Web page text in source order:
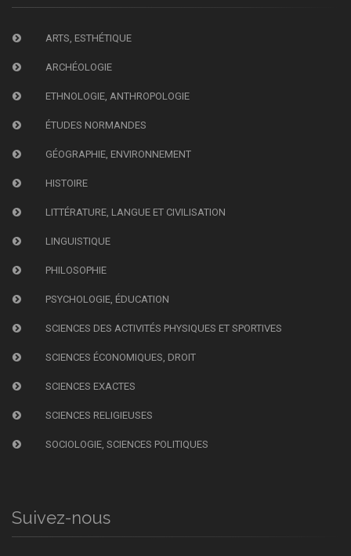
ARTS, ESTHÉTIQUE
ARCHÉOLOGIE
ETHNOLOGIE, ANTHROPOLOGIE
ÉTUDES NORMANDES
GÉOGRAPHIE, ENVIRONNEMENT
HISTOIRE
LITTÉRATURE, LANGUE ET CIVILISATION
LINGUISTIQUE
PHILOSOPHIE
PSYCHOLOGIE, ÉDUCATION
SCIENCES DES ACTIVITÉS PHYSIQUES ET SPORTIVES
SCIENCES ÉCONOMIQUES, DROIT
SCIENCES EXACTES
SCIENCES RELIGIEUSES
SOCIOLOGIE, SCIENCES POLITIQUES
Suivez-nous